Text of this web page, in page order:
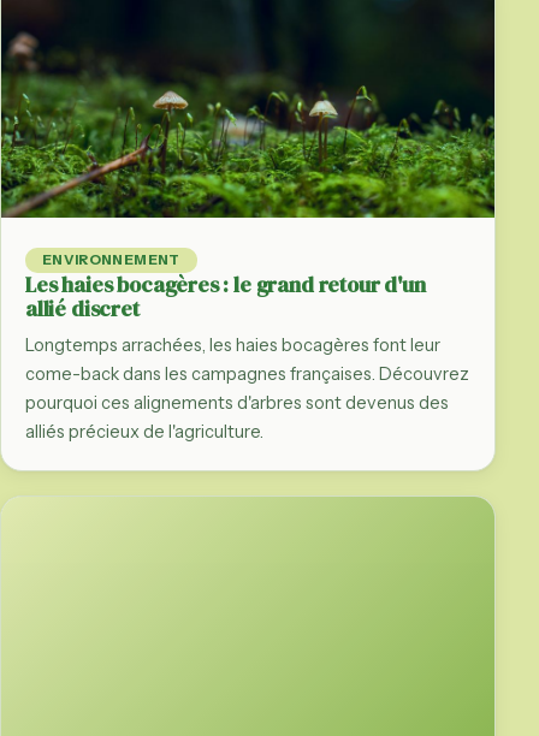
ENVIRONNEMENT
Les haies bocagères : le grand retour d'un
allié discret
Longtemps arrachées, les haies bocagères font leur
come-back dans les campagnes françaises. Découvrez
pourquoi ces alignements d'arbres sont devenus des
alliés précieux de l'agriculture.